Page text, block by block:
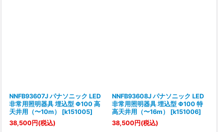
NNFB93607J パナソニック LED
非常用照明器具 埋込型 Φ100 高
天井用（〜10m）
[k151005]
38,500円 (税込)
NNFB93608J パナソニック LED
非常用照明器具 埋込型 Φ100 特
高天井用（〜16m）
[k151006]
38,500円 (税込)